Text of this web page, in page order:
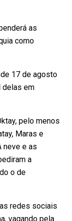
as
como
17 de agosto
delas em
pelo menos
Maras e
neve e as
a
o de
redes sociais
vagando pela